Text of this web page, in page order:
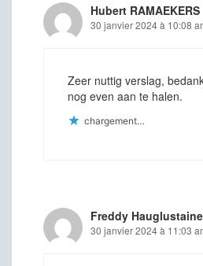
Hubert RAMAEKERS
30 janvier 2024 à 10:08
Zeer nuttig verslag,
nog even aan te halen.
chargement…
Freddy Hauglustaine
30 janvier 2024 à 11:03